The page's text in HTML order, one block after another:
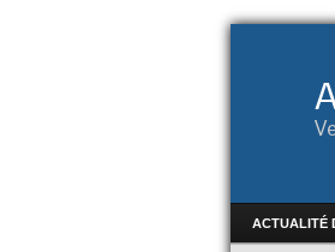
ACTUALITÉ